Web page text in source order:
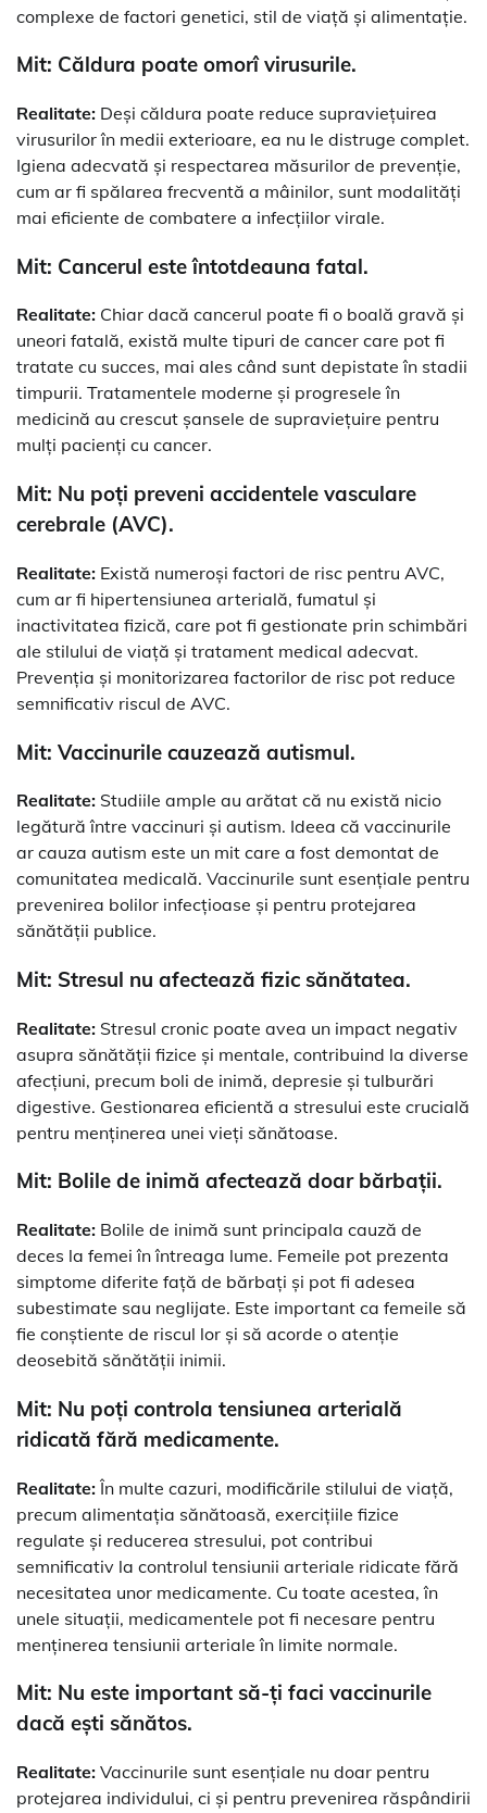
complexe de factori genetici, stil de viață și alimentație.
Mit: Căldura poate omorî virusurile.
Realitate: Deși căldura poate reduce supraviețuirea
virusurilor în medii exterioare, ea nu le distruge complet.
Igiena adecvată și respectarea măsurilor de prevenție,
cum ar fi spălarea frecventă a mâinilor, sunt modalități
mai eficiente de combatere a infecțiilor virale.
Mit: Cancerul este întotdeauna fatal.
Realitate: Chiar dacă cancerul poate fi o boală gravă și
uneori fatală, există multe tipuri de cancer care pot fi
tratate cu succes, mai ales când sunt depistate în stadii
timpurii. Tratamentele moderne și progresele în
medicină au crescut șansele de supraviețuire pentru
mulți pacienți cu cancer.
Mit: Nu poți preveni accidentele vasculare
cerebrale (AVC).
Realitate: Există numeroși factori de risc pentru AVC,
cum ar fi hipertensiunea arterială, fumatul și
inactivitatea fizică, care pot fi gestionate prin schimbări
ale stilului de viață și tratament medical adecvat.
Prevenția și monitorizarea factorilor de risc pot reduce
semnificativ riscul de AVC.
Mit: Vaccinurile cauzează autismul.
Realitate: Studiile ample au arătat că nu există nicio
legătură între vaccinuri și autism. Ideea că vaccinurile
ar cauza autism este un mit care a fost demontat de
comunitatea medicală. Vaccinurile sunt esențiale pentru
prevenirea bolilor infecțioase și pentru protejarea
sănătății publice.
Mit: Stresul nu afectează fizic sănătatea.
Realitate: Stresul cronic poate avea un impact negativ
asupra sănătății fizice și mentale, contribuind la diverse
afecțiuni, precum boli de inimă, depresie și tulburări
digestive. Gestionarea eficientă a stresului este crucială
pentru menținerea unei vieți sănătoase.
Mit: Bolile de inimă afectează doar bărbații.
Realitate: Bolile de inimă sunt principala cauză de
deces la femei în întreaga lume. Femeile pot prezenta
simptome diferite față de bărbați și pot fi adesea
subestimate sau neglijate. Este important ca femeile să
fie conștiente de riscul lor și să acorde o atenție
deosebită sănătății inimii.
Mit: Nu poți controla tensiunea arterială
ridicată fără medicamente.
Realitate: În multe cazuri, modificările stilului de viață,
precum alimentația sănătoasă, exercițiile fizice
regulate și reducerea stresului, pot contribui
semnificativ la controlul tensiunii arteriale ridicate fără
necesitatea unor medicamente. Cu toate acestea, în
unele situații, medicamentele pot fi necesare pentru
menținerea tensiunii arteriale în limite normale.
Mit: Nu este important să-ți faci vaccinurile
dacă ești sănătos.
Realitate: Vaccinurile sunt esențiale nu doar pentru
protejarea individului, ci și pentru prevenirea răspândirii